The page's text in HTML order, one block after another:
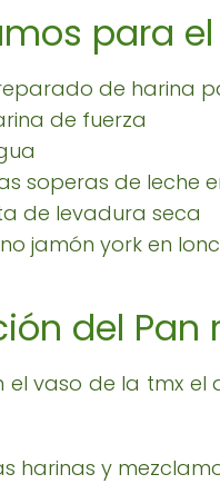
para el
de harina
de fuerza
soperas de leche
de levadura seca
jamón york en
del Pan
el vaso de la tmx
harinas y